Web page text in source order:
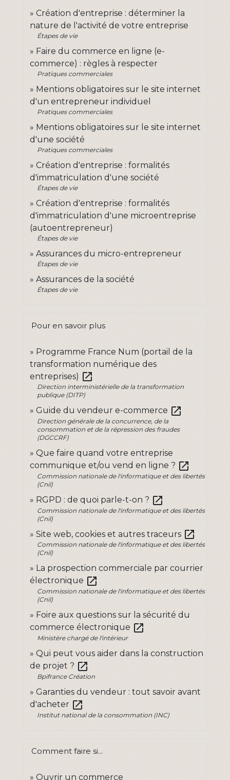
Création d'entreprise : déterminer la
nature de l'activité de votre entreprise
Étapes de vie
Faire du commerce en ligne (e-
commerce) : règles à respecter
Pratiques commerciales
Mentions obligatoires sur le site internet
d'un entrepreneur individuel
Pratiques commerciales
Mentions obligatoires sur le site internet
d'une société
Pratiques commerciales
Création d'entreprise : formalités
d'immatriculation d'une société
Étapes de vie
Création d'entreprise : formalités
d'immatriculation d'une microentreprise
(autoentrepreneur)
Étapes de vie
Assurances du micro-entrepreneur
Étapes de vie
Assurances de la société
Étapes de vie
Pour en savoir plus
Programme France Num (portail de la
transformation numérique des
entreprises) open_in_new
Direction interministérielle de la transformation
publique (DITP)
Guide du vendeur e-commerce open_in_new
Direction générale de la concurrence, de la
consommation et de la répression des fraudes
(DGCCRF)
Que faire quand votre entreprise
communique et/ou vend en ligne ? open_in_new
Commission nationale de l'informatique et des libertés
(Cnil)
RGPD : de quoi parle-t-on ? open_in_new
Commission nationale de l'informatique et des libertés
(Cnil)
Site web, cookies et autres traceurs open_in_new
Commission nationale de l'informatique et des libertés
(Cnil)
La prospection commerciale par courrier
électronique open_in_new
Commission nationale de l'informatique et des libertés
(Cnil)
Foire aux questions sur la sécurité du
commerce électronique open_in_new
Ministère chargé de l'intérieur
Qui peut vous aider dans la construction
de projet ? open_in_new
Bpifrance Création
Garanties du vendeur : tout savoir avant
d'acheter open_in_new
Institut national de la consommation (INC)
Comment faire si...
Ouvrir un commerce